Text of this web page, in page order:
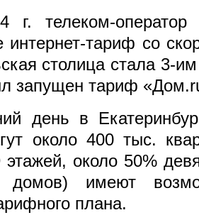
г. телеком-
интернет-тариф со
столица стала 3-
запущен тариф
день в
около 400 тыс.
около 50%
домов) имеют
плана.